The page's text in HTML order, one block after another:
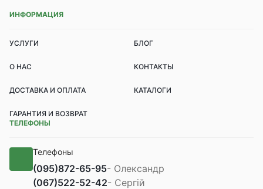
ИНФОРМАЦИЯ
УСЛУГИ БЛОГ
О НАС КОНТАКТЫ
ДОСТАВКА И ОПЛАТА КАТАЛОГИ
ГАРАНТИЯ И ВОЗВРАТ
ТЕЛЕФОНЫ
Телефоны
(095)872-65-95- Олександр
(067)522-52-42- Сергій